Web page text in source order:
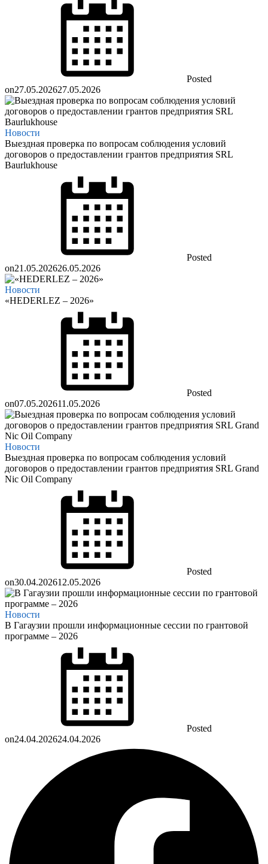
Posted
on27.05.202627.05.2026
Новости
Выездная проверка по вопросам соблюдения условий
договоров о предоставлении грантов предприятия SRL
Baurlukhouse
Posted
on21.05.202626.05.2026
Новости
«HEDERLEZ – 2026»
Posted
on07.05.202611.05.2026
Новости
Выездная проверка по вопросам соблюдения условий
договоров о предоставлении грантов предприятия SRL Grand
Nic Oil Company
Posted
on30.04.202612.05.2026
Новости
В Гагаузии прошли информационные сессии по грантовой
программе – 2026
Posted
on24.04.202624.04.2026